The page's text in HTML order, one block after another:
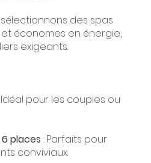
sélectionnons des spas
économes en énergie,
exigeants.
Idéal pour les couples ou
places : Parfaits pour
conviviaux.